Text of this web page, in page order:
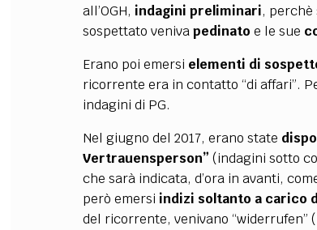
all’OGH, indagini preliminari,
sospettato venivapedinato e le sue
Erano poi emersi elementi di
ricorrente era in contatto “di affari”.
indagini di PG.
Nel giugno del 2017, erano state
Vertrauensperson” (indagini sotto
che sarà indicata, d’ora in avanti,
però emersi indizi soltanto a carico
del ricorrente, venivano